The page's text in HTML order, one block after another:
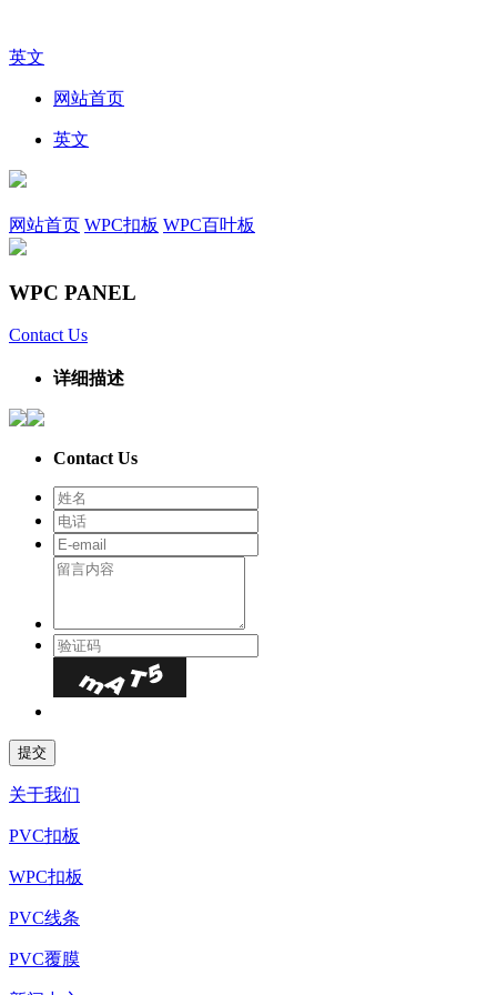
英文
网站首页
英文
网站首页 WPC扣板 WPC百叶板
WPC PANEL
Contact Us
详细描述
Contact Us
关于我们
PVC扣板
WPC扣板
PVC线条
PVC覆膜